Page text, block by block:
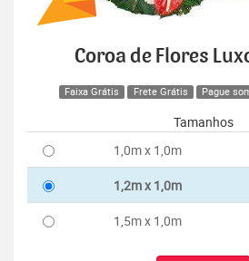
Coroa de Flores
Faixa Grátis Frete Grátis Pague
Tamanhos
1,0m x 1,0m
1,2m x 1,0m
1,5m x 1,0m